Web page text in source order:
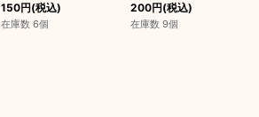
150円(税込)
在庫数 6個
200円(税込)
在庫数 9個